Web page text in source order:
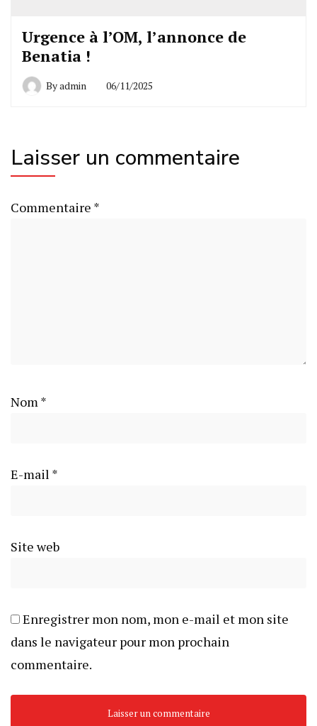
Urgence à l’OM, l’annonce de
Benatia !
Byadmin 06/11/2025
Laisser un commentaire
Commentaire *
Nom *
E-mail *
Site web
Enregistrer mon nom, mon e-mail et mon site
dans le navigateur pour mon prochain
commentaire.